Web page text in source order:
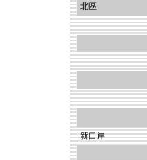
北區
新口岸